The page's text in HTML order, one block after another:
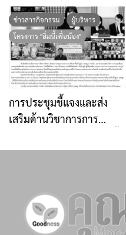
จิตใจด้วยศาสตร์แห่งสติ
เตรียมพร้อมยกระดับการส่ง
เสริมคุณธรรมในระดับพื้นที่
ผ่านการเรียนรู้วิถีใหม่
ข่าวสารกิจกรรม
ผู้บริหาร
โครงการ "อิ่มนี้เพื่อน้อง"
การประชุมชี้แจงและส่ง
เสริมด้านวิชาการการ
เพื่อน้อง” ประจำปี ๒๕๖๙
for Sustainable Living)”